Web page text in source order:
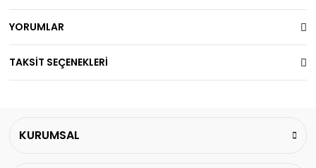
YORUMLAR
TAKSİT SEÇENEKLERİ
KURUMSAL